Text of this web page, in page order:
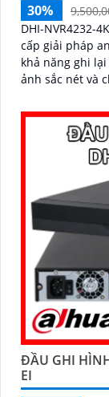
30%
DHI-NVR4232-
cấp giải pháp an
khả năng ghi
ảnh sắc nét và
ĐẦU GHI
EI